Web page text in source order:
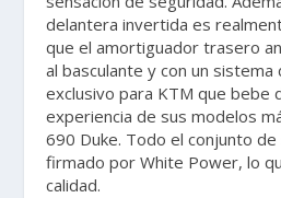
delantera invertida es
que el amortiguador trasero
al basculante y con un
exclusivo para KTM que bebe
experiencia de sus modelos
690 Duke. Todo el conjunto
firmado por White Power, lo
calidad.